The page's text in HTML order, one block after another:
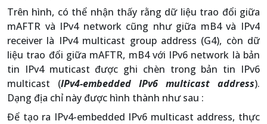
Trên hình, có thể nhận thấy rằng dữ liệu trao đổi giữa
mAFTR và IPv4 network cũng như giữa mB4 và IPv4
receiver là IPv4 multicast group address (G4), còn dữ
liệu trao đổi giữa mAFTR, mB4 với IPv6 network là bản
tin IPv4 muticast được ghi chèn trong bản tin IPv6
multicast (IPv4-embedded IPv6 multicast address).
Dạng địa chỉ này được hình thành như sau :
Để tạo ra IPv4-embedded IPv6 multicast address, thực